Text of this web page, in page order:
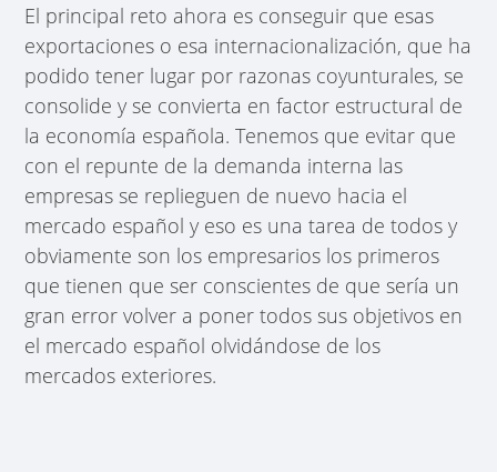
El principal reto ahora es conseguir que esas
exportaciones o esa internacionalización, que ha
podido tener lugar por razonas coyunturales, se
consolide y se convierta en factor estructural de
la economía española. Tenemos que evitar que
con el repunte de la demanda interna las
empresas se replieguen de nuevo hacia el
mercado español y eso es una tarea de todos y
obviamente son los empresarios los primeros
que tienen que ser conscientes de que sería un
gran error volver a poner todos sus objetivos en
el mercado español olvidándose de los
mercados exteriores.